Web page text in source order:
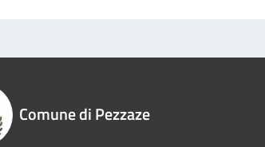
Comune di Pezzaze